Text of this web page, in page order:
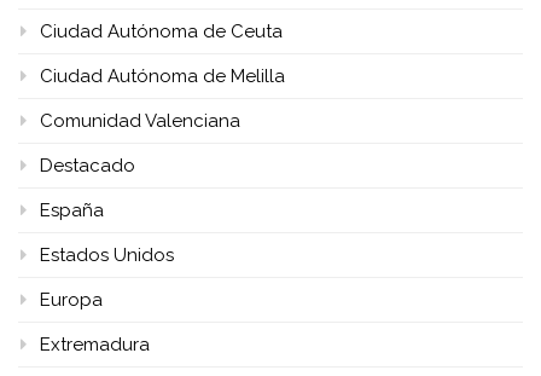
Ciudad Autónoma de Ceuta
Ciudad Autónoma de Melilla
Comunidad Valenciana
Destacado
España
Estados Unidos
Europa
Extremadura